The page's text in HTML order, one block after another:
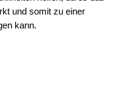
und somit zu einer
kann.